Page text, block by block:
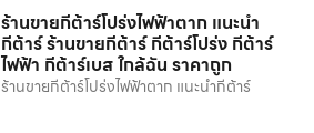
ร้านขายกีต้าร์โปร่งไฟฟ้าตาก แนะนำ
กีต้าร์ ร้านขายกีต้าร์ กีต้าร์โปร่ง กีต้าร์
ไฟฟ้า กีต้าร์เบส ใกล้ฉัน ราคาถูก
ร้านขายกีต้าร์โปร่งไฟฟ้าตาก แนะนำกีต้าร์